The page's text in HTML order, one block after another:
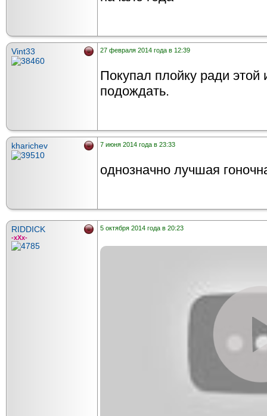
Vint33 27 февраля 2014 года в 12:39
Покупал плойку ради
подождать.
kharichev 7 июня 2014 года в 23:33
однозначно лучшая
RIDDICK
-xXx-
5 октября 2014 года в 20:23